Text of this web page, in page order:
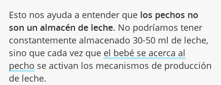
Esto nos ayuda a entender que los pechos no
son un almacén de leche. No podríamos tener
constantemente almacenado 30-50 ml de leche,
sino que cada vez que el bebé se acerca al
pecho se activan los mecanismos de producción
de leche.